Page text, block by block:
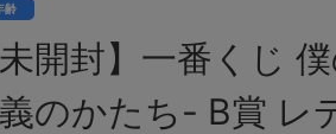
齢
未開封】一番くじ
のかたち- B賞 レ